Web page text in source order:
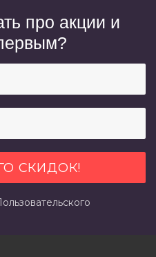
про акции и